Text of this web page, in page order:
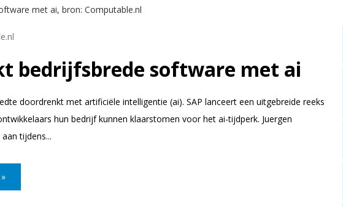
bedrijfsbrede software met ai
doordrenkt met artificiële intelligentie (ai). SAP lanceert een uitgebreide reeks
hun bedrijf kunnen klaarstomen voor het ai-tijdperk. Juergen
tijdens...